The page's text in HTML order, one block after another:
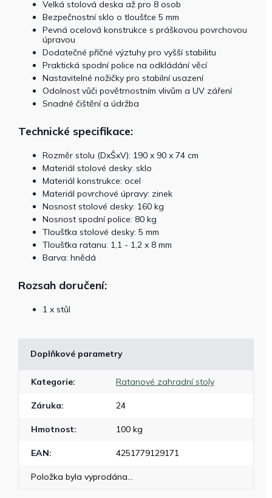
Velká stolová deska až pro 8 osob
Bezpečnostní sklo o tloušťce 5 mm
Pevná ocelová konstrukce s práškovou povrchovou
úpravou
Dodatečné příčné výztuhy pro vyšší stabilitu
Praktická spodní police na odkládání věcí
Nastavitelné nožičky pro stabilní usazení
Odolnost vůči povětrnostním vlivům a UV záření
Snadné čištění a údržba
Technické specifikace:
Rozměr stolu (DxŠxV): 190 x 90 x 74 cm
Materiál stolové desky: sklo
Materiál konstrukce: ocel
Materiál povrchové úpravy: zinek
Nosnost stolové desky: 160 kg
Nosnost spodní police: 80 kg
Tloušťka stolové desky: 5 mm
Tloušťka ratanu: 1,1 - 1,2 x 8 mm
Barva: hnědá
Rozsah doručení:
1 x stůl
Doplňkové parametry
Kategorie: Ratanové zahradní stoly
Záruka: 24
Hmotnost: 100 kg
EAN: 4251779129171
Položka byla vyprodána…